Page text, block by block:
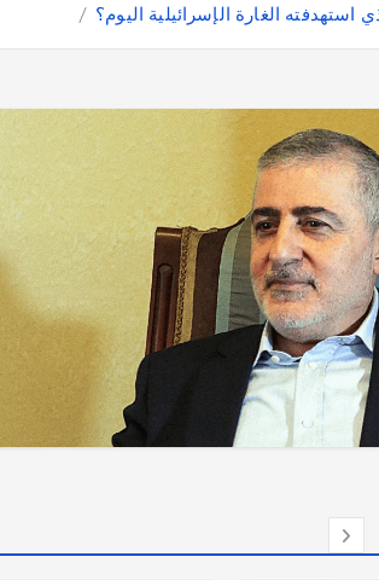
الغارة الإسرائيلية اليوم؟